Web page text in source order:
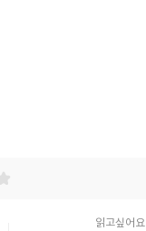
읽고싶어요